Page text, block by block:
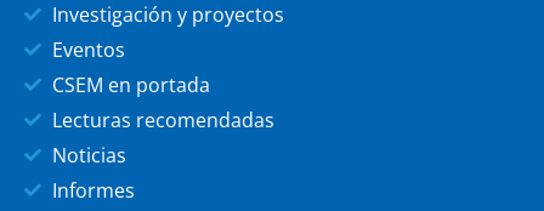
Investigación y proyectos
Eventos
CSEM en portada
Lecturas recomendadas
Noticias
Informes